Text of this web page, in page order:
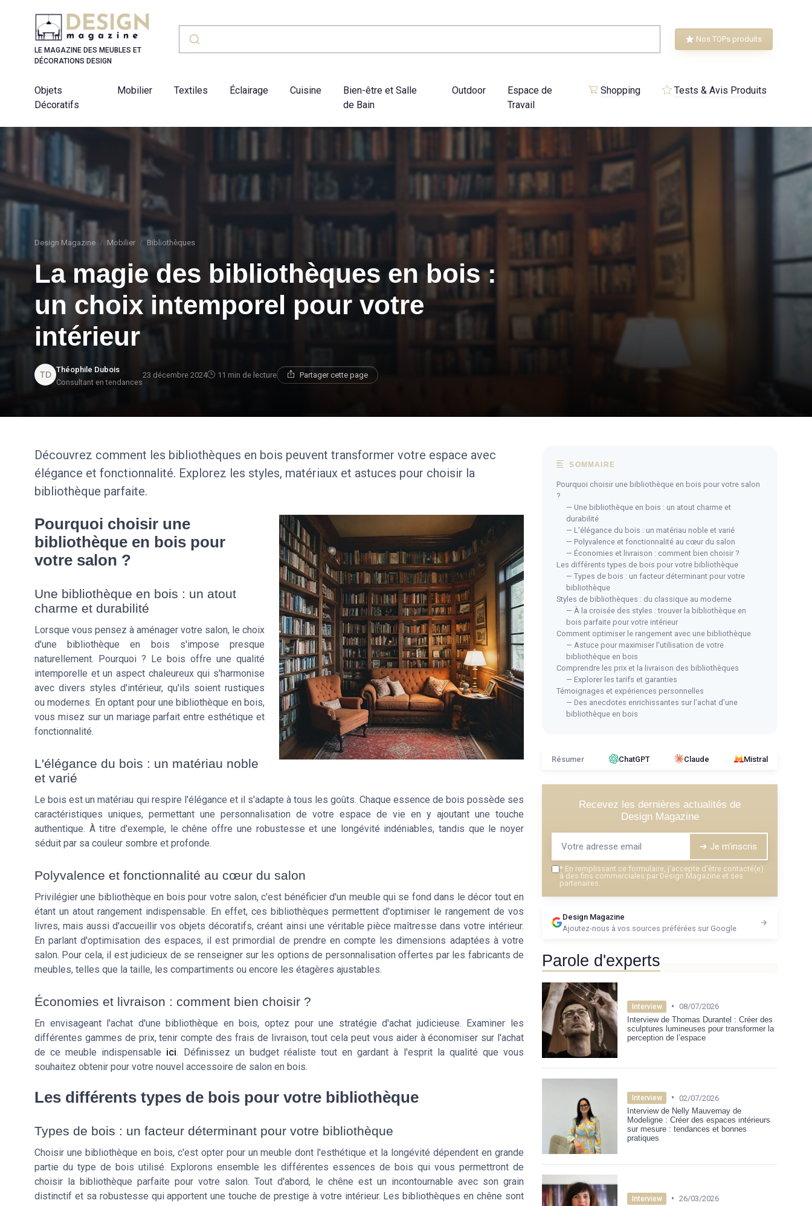
LE MAGAZINE DES MEUBLES ET
DÉCORATIONS DESIGN
Nos TOPs produits
Objets
Décoratifs
Mobilier Textiles Éclairage Cuisine
Bien-être et Salle
de Bain
Outdoor
Espace de
Travail
Shopping Tests & Avis Produits
Design Magazine Mobilier Bibliothèques
La magie des bibliothèques en bois :
un choix intemporel pour votre
intérieur
Théophile Dubois
Consultant en tendances
23 décembre 2024 11 min de lecture Partager cette page
Découvrez comment les bibliothèques en bois peuvent transformer votre espace avec
élégance et fonctionnalité. Explorez les styles, matériaux et astuces pour choisir la
bibliothèque parfaite.
Pourquoi choisir une
bibliothèque en bois pour
votre salon ?
Une bibliothèque en bois : un atout
charme et durabilité
Lorsque vous pensez à aménager votre salon, le choix
d'une bibliothèque en bois s'impose presque
naturellement. Pourquoi ? Le bois offre une qualité
intemporelle et un aspect chaleureux qui s'harmonise
avec divers styles d'intérieur, qu'ils soient rustiques
ou modernes. En optant pour une bibliothèque en bois,
vous misez sur un mariage parfait entre esthétique et
fonctionnalité.
L'élégance du bois : un matériau noble
et varié
Le bois est un matériau qui respire l'élégance et il s'adapte à tous les goûts. Chaque essence de bois possède ses
caractéristiques uniques, permettant une personnalisation de votre espace de vie en y ajoutant une touche
authentique. À titre d'exemple, le chêne offre une robustesse et une longévité indéniables, tandis que le noyer
séduit par sa couleur sombre et profonde.
Polyvalence et fonctionnalité au cœur du salon
Privilégier une bibliothèque en bois pour votre salon, c'est bénéficier d'un meuble qui se fond dans le décor tout en
étant un atout rangement indispensable. En effet, ces bibliothèques permettent d'optimiser le rangement de vos
livres, mais aussi d'accueillir vos objets décoratifs, créant ainsi une véritable pièce maîtresse dans votre intérieur.
En parlant d'optimisation des espaces, il est primordial de prendre en compte les dimensions adaptées à votre
salon. Pour cela, il est judicieux de se renseigner sur les options de personnalisation offertes par les fabricants de
meubles, telles que la taille, les compartiments ou encore les étagères ajustables.
Économies et livraison : comment bien choisir ?
En envisageant l'achat d'une bibliothèque en bois, optez pour une stratégie d'achat judicieuse. Examiner les
différentes gammes de prix, tenir compte des frais de livraison, tout cela peut vous aider à économiser sur l'achat
de ce meuble indispensable ici. Définissez un budget réaliste tout en gardant à l'esprit la qualité que vous
souhaitez obtenir pour votre nouvel accessoire de salon en bois.
Les différents types de bois pour votre bibliothèque
Types de bois : un facteur déterminant pour votre bibliothèque
Choisir une bibliothèque en bois, c'est opter pour un meuble dont l'esthétique et la longévité dépendent en grande
partie du type de bois utilisé. Explorons ensemble les différentes essences de bois qui vous permettront de
choisir la bibliothèque parfaite pour votre salon. Tout d'abord, le chêne est un incontournable avec son grain
distinctif et sa robustesse qui apportent une touche de prestige à votre intérieur. Les bibliothèques en chêne sont
SOMMAIRE
Pourquoi choisir une bibliothèque en bois pour votre salon
?
— Une bibliothèque en bois : un atout charme et
durabilité
— L'élégance du bois : un matériau noble et varié
— Polyvalence et fonctionnalité au cœur du salon
— Économies et livraison : comment bien choisir ?
Les différents types de bois pour votre bibliothèque
— Types de bois : un facteur déterminant pour votre
bibliothèque
Styles de bibliothèques : du classique au moderne
— À la croisée des styles : trouver la bibliothèque en
bois parfaite pour votre intérieur
Comment optimiser le rangement avec une bibliothèque
— Astuce pour maximiser l'utilisation de votre
bibliothèque en bois
Comprendre les prix et la livraison des bibliothèques
— Explorer les tarifs et garanties
Témoignages et expériences personnelles
— Des anecdotes enrichissantes sur l’achat d’une
bibliothèque en bois
Résumer ChatGPT Claude Mistral
Recevez les dernières actualités de
Design Magazine
➔ Je m'inscris
* En remplissant ce formulaire, j’accepte d’être contacté(e)
à des fins commerciales par Design Magazine et ses
partenaires.
Design Magazine
Ajoutez-nous à vos sources préférées sur Google
Parole d'experts
Interview • 08/07/2026
Interview de Thomas Durantel : Créer des
sculptures lumineuses pour transformer la
perception de l’espace
Interview • 02/07/2026
Interview de Nelly Mauvernay de
Modeligne : Créer des espaces intérieurs
sur mesure : tendances et bonnes
pratiques
Interview • 26/03/2026